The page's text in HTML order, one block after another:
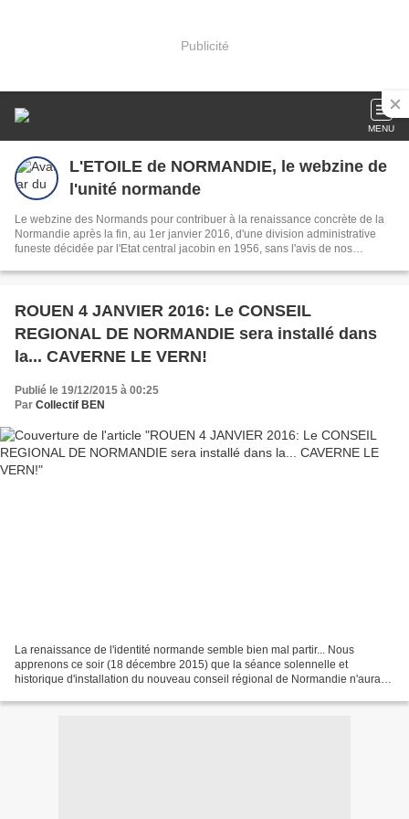
Publicité
MENU
L'ETOILE de NORMANDIE, le webzine de
l'unité normande
Le webzine des Normands pour contribuer à la renaissance concrète de la
Normandie après la fin, au 1er janvier 2016, d'une division administrative
funeste décidée par l'Etat central jacobin en 1956, sans l'avis de nos
ROUEN 4 JANVIER 2016: Le CONSEIL
REGIONAL DE NORMANDIE sera installé dans
la... CAVERNE LE VERN!
Publié le 19/12/2015 à 00:25
Par Collectif BEN
La renaissance de l'identité normande semble bien mal partir... Nous
apprenons ce soir (18 décembre 2015) que la séance solennelle et
historique d'installation du nouveau conseil régional de Normandie n'aura